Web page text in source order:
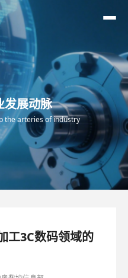
发展动脉
the arteries of industry
工3C数码领域的